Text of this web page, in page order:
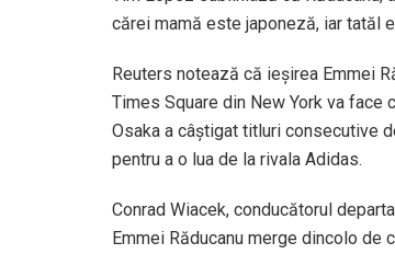
cărei mamă este japoneză, iar tatăl
Reuters notează că ieşirea Emmei
Times Square din New York va
Osaka a câştigat titluri consecutive
pentru a o lua de la rivala Adidas.
Conrad Wiacek, conducătorul
Emmei Răducanu merge dincolo de